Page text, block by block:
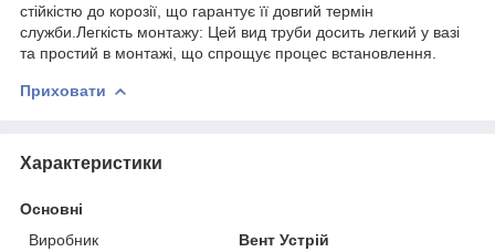
стійкістю до корозії, що гарантує її довгий термін
служби.Легкість монтажу: Цей вид труби досить легкий у вазі
та простий в монтажі, що спрощує процес встановлення.
Приховати
Характеристики
Основні
Виробник
Вент Устрій